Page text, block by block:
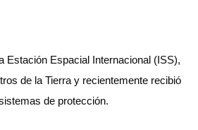
Estación Espacial Internacional (ISS),
de la Tierra y recientemente recibió
de protección.